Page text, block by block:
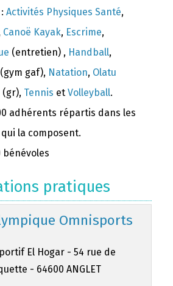
Activités Physiques Santé,
Canoë Kayak, Escrime,
(entretien) , Handball,
(gym gaf), Natation, Olatu
(gr), Tennis et Volleyball.
adhérents répartis dans les
qui la composent.
bénévoles
pratiques
Omnisports
El Hogar - 54 rue de
- 64600 ANGLET